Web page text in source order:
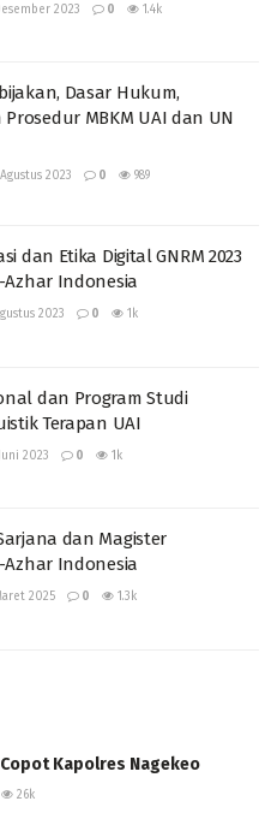
2023 0 1.4k
Dasar Hukum,
MBKM UAI dan UN
2023 0 989
dan Etika Digital GNRM 2023
Azhar Indonesia
2023 0 1k
dan Program Studi
Terapan UAI
2023 0 1k
dan Magister
Azhar Indonesia
2025 0 1.3k
Kapolres Nagekeo
26k